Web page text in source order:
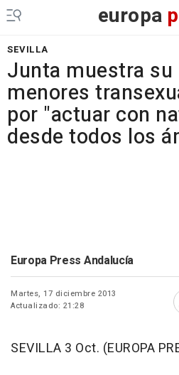
europa
SEVILLA
Junta muestra su
menores
por "actuar con
desde todos los
Europa Press Andalucía
Martes, 17 diciembre 2013
Actualizado: 21:28
SEVILLA 3 Oct. (EUROPA